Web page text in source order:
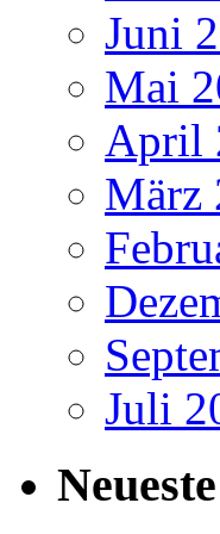
Juni
Mai
April
März
Juli